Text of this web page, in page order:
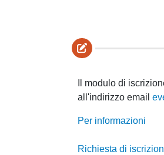
Il modulo di
all'indirizzo email
Per informazioni
Richiesta di